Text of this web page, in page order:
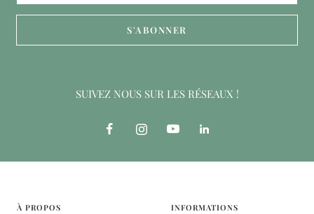
S'ABONNER
SUIVEZ NOUS SUR LES RÉSEAUX !
À PROPOS INFORMATIONS